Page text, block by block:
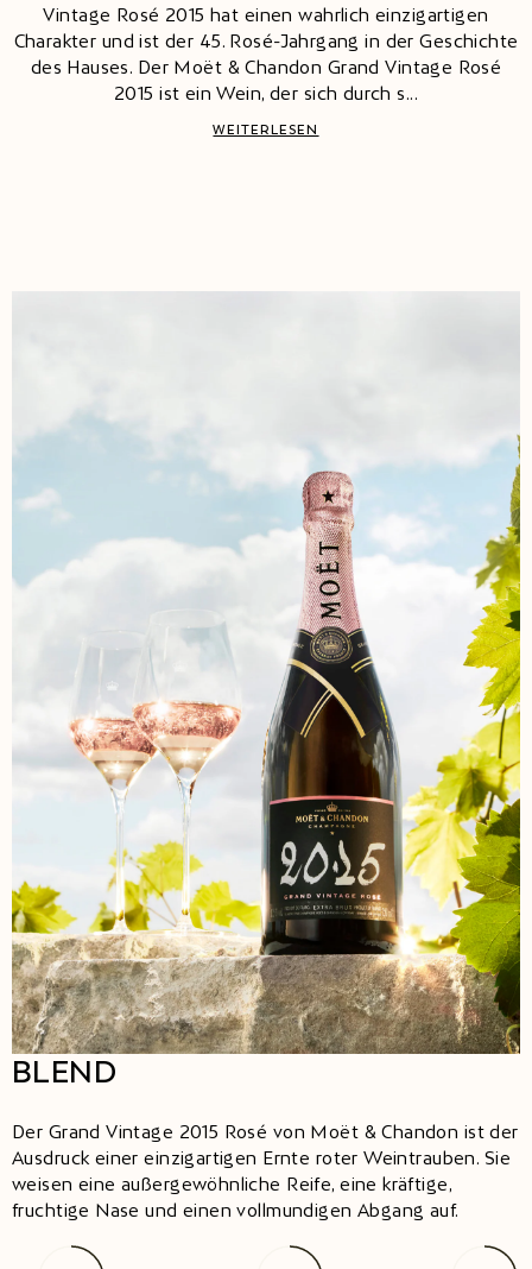
Vintage Rosé 2015 hat einen wahrlich einzigartigen
Charakter und ist der 45. Rosé-Jahrgang in der Geschichte
des Hauses. Der Moët & Chandon Grand Vintage Rosé
2015 ist ein Wein, der sich durch s...
WEITERLESEN
BLEND
Der Grand Vintage 2015 Rosé von Moët & Chandon ist der
Ausdruck einer einzigartigen Ernte roter Weintrauben. Sie
weisen eine außergewöhnliche Reife, eine kräftige,
fruchtige Nase und einen vollmundigen Abgang auf.